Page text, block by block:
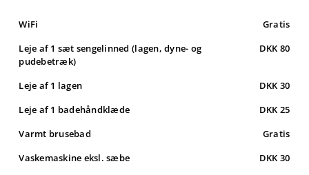
WiFi
Gratis
Leje af 1 sæt sengelinned (lagen, dyne- og
pudebetræk)
DKK 80
Leje af 1 lagen
DKK 30
Leje af 1 badehåndklæde
DKK 25
Varmt brusebad
Gratis
Vaskemaskine eksl. sæbe
DKK 30